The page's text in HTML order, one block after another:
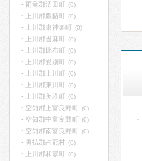
雨竜郡沼田町 (0)
上川郡鷹栖町 (0)
上川郡東神楽町 (0)
上川郡当麻町 (0)
上川郡比布町 (0)
上川郡愛別町 (0)
上川郡上川町 (0)
上川郡東川町 (0)
上川郡美瑛町 (0)
空知郡上富良野町 (0)
空知郡中富良野町 (0)
空知郡南富良野町 (0)
勇払郡占冠村 (0)
上川郡和寒町 (0)